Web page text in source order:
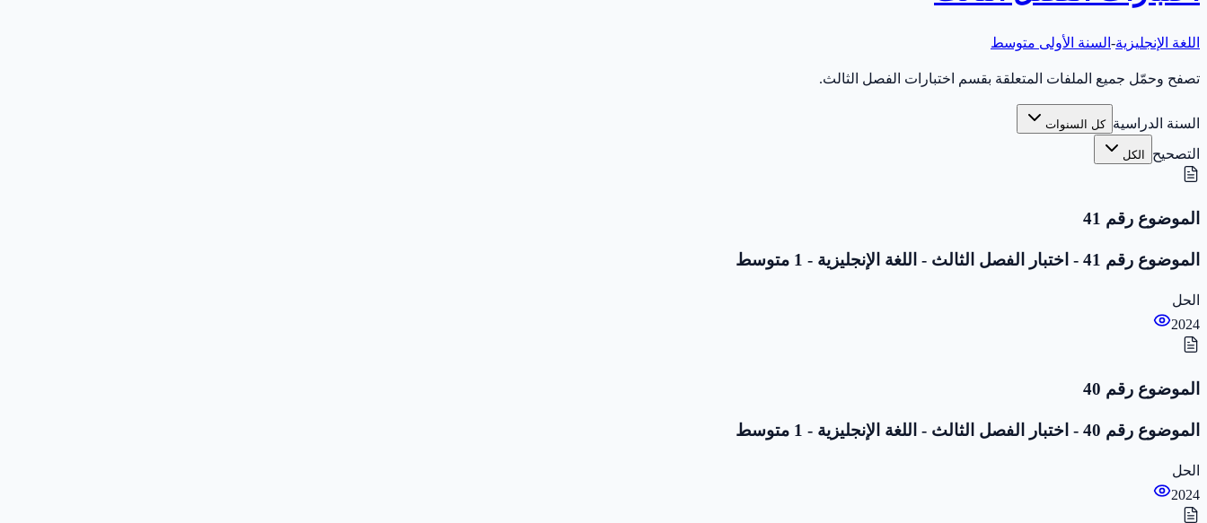
اللغة الإنجليزية- السنة الأولى متوسط
تصفح وحمّل جميع الملفات المتعلقة بقسم اختبارات الفصل الثالث.
السنة الدراسية كل السنوات
التصحيح الكل
الموضوع رقم 41
الموضوع رقم 41 - اختبار الفصل الثالث - اللغة الإنجليزية - 1 متوسط
الحل
2024
الموضوع رقم 40
الموضوع رقم 40 - اختبار الفصل الثالث - اللغة الإنجليزية - 1 متوسط
الحل
2024